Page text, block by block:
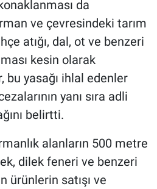
da
ve çevresindeki tarım
atığı, dal, ot ve benzeri
kesin olarak
bu yasağı ihlal edenler
yanı sıra adli
belirtti.
alanların 500 metre
dilek feneri ve benzeri
ürünlerin satışı ve